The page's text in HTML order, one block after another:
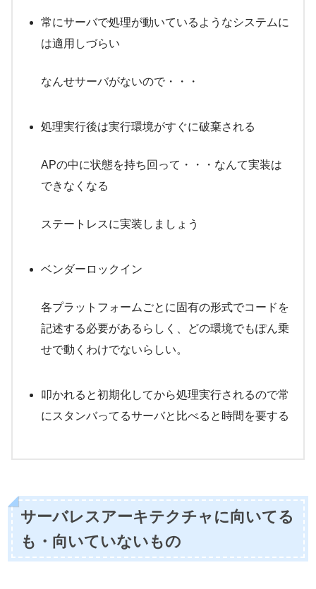
常にサーバで処理が動いているようなシステムに
は適用しづらい
なんせサーバがないので・・・
処理実行後は実行環境がすぐに破棄される
APの中に状態を持ち回って・・・なんて実装は
できなくなる
ステートレスに実装しましょう
ベンダーロックイン
各プラットフォームごとに固有の形式でコードを
記述する必要があるらしく、どの環境でもぽん乗
せで動くわけでないらしい。
叩かれると初期化してから処理実行されるので常
にスタンバってるサーバと比べると時間を要する
サーバレスアーキテクチャに向いてる
も・向いていないもの